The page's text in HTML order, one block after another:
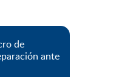
de
ante